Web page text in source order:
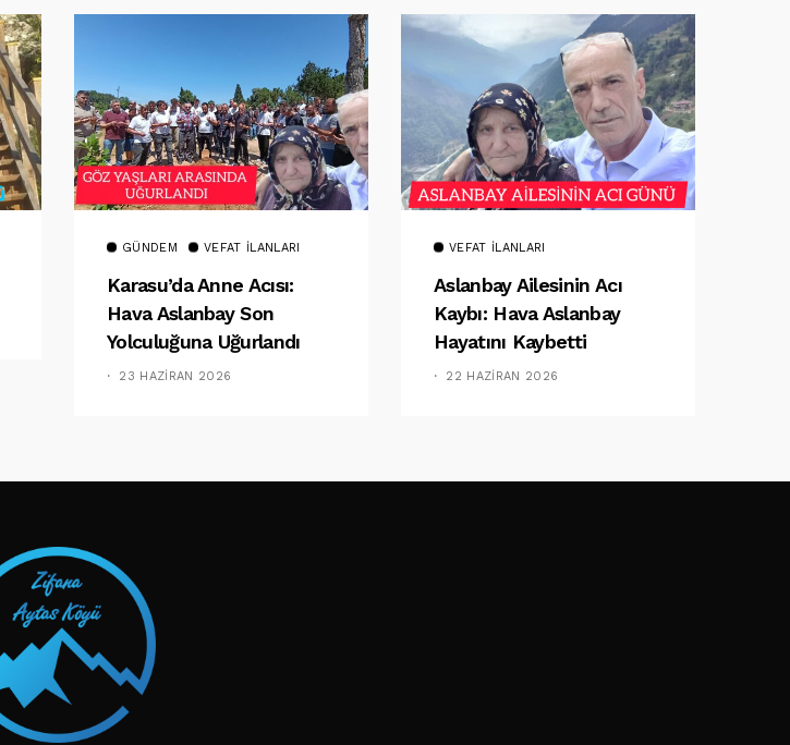
GÜNDEM VEFAT İLANLARI
Karasu’da Anne Acısı:
Hava Aslanbay Son
Yolculuğuna Uğurlandı
23 HAZIRAN 2026
VEFAT İLANLARI
Aslanbay Ailesinin Acı
Kaybı: Hava Aslanbay
Hayatını Kaybetti
22 HAZIRAN 2026
TAKIP ET